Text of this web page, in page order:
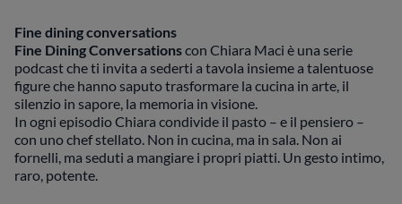
Fine dining conversations
Fine Dining Conversationscon Chiara Maci è una serie
podcast che ti invita a sederti a tavola insieme a talentuose
figure che hanno saputo trasformare la cucina in arte, il
silenzio in sapore, la memoria in visione.
In ogni episodio Chiara condivide il pasto – e il pensiero –
con uno chef stellato. Non in cucina, ma in sala. Non ai
fornelli, ma seduti a mangiare i propri piatti. Un gesto intimo,
raro, potente.